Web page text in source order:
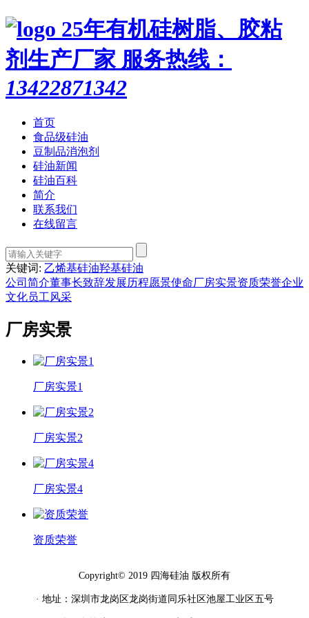
25年有机硅树脂、胶粘
剂生产厂家 服务热线：
13422871342
首页
食品级硅油
豆制品消泡剂
硅油新闻
硅油百科
简介
联系我们
在线留言
关键词: 乙烯基硅油羟基硅油
公司简介董事长致辞发展历程愿景使命厂房实景资质荣誉企业
文化员工风采
厂房实景
厂房实景1
厂房实景2
厂房实景4
资质荣誉
Copyright© 2019 四海硅油 版权所有
· 地址：深圳市龙岗区龙岗街道同乐社区池屋工业区五号